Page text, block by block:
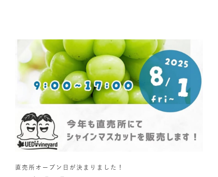
直売所オープン日が決まりました！